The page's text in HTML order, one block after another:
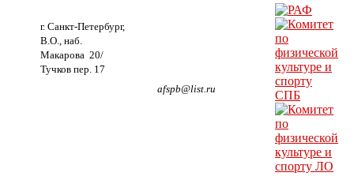
г. Санкт-Петербург,
В.О., наб.
Макарова 20/
Тучков пер. 17
afspb@list.ru